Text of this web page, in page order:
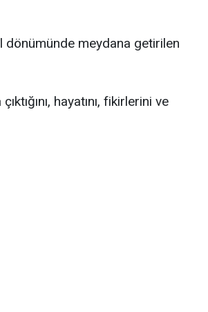
dönümünde meydana getirilen
hayatını, fikirlerini ve